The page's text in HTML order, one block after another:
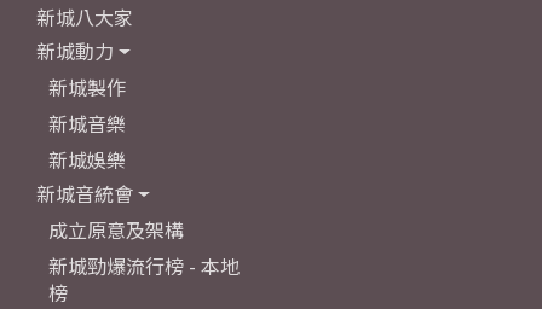
新城八大家
新城動力
新城製作
新城音樂
新城娛樂
新城音統會
成立原意及架構
新城勁爆流行榜 - 本地
榜